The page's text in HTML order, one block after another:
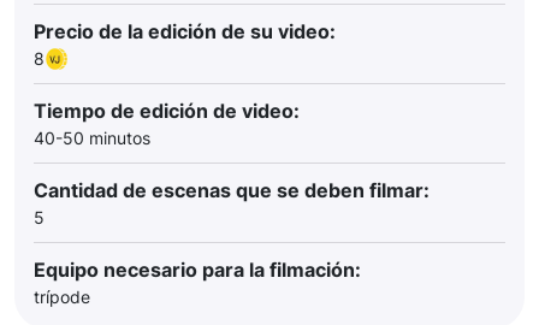
Precio de la edición de su video:
8
Tiempo de edición de video:
40-50 minutos
Cantidad de escenas que se deben filmar:
5
Equipo necesario para la filmación:
trípode